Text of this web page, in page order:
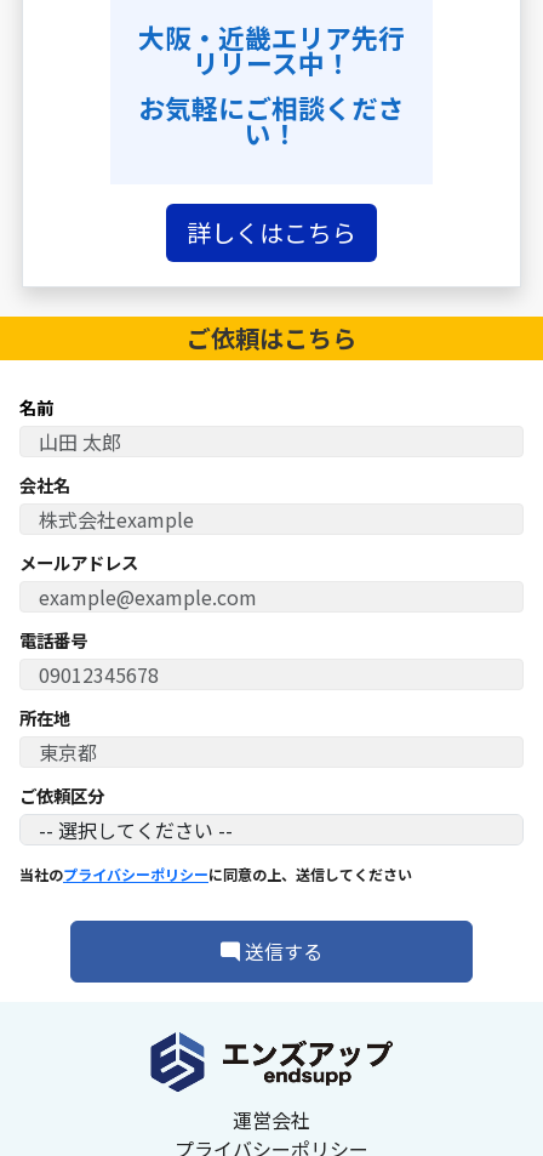
大阪・近畿エリア先行
リリース中！
お気軽にご相談くださ
い！
詳しくはこちら
ご依頼はこちら
名前
会社名
メールアドレス
電話番号
所在地
ご依頼区分
当社のプライバシーポリシーに同意の上、送信してください
送信する
運営会社
プライバシーポリシー